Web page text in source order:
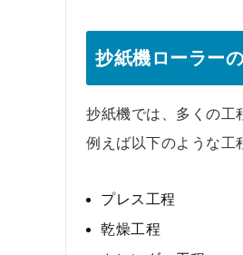
抄紙機ローラー
抄紙機では、多くの工
例えば以下のような工
プレス工程
乾燥工程